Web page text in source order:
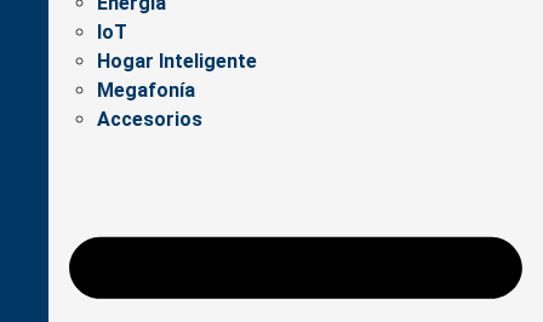
IoT
Hogar Inteligente
Megafonía
Accesorios